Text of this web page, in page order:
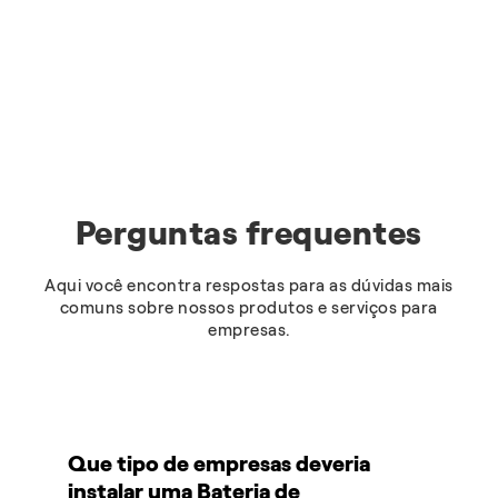
Perguntas frequentes
Aqui você encontra respostas para as dúvidas mais
comuns sobre nossos produtos e serviços para
empresas.
Que tipo de empresas deveria
instalar uma Bateria de